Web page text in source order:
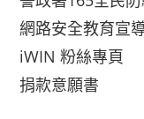
網路安全教育宣
iWIN 粉絲專頁
捐款意願書